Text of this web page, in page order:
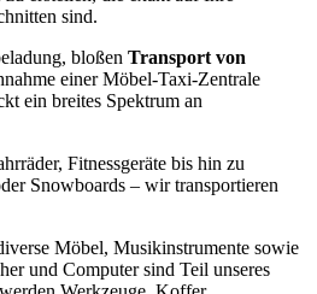
sind.
bloßen Transport von
einer Möbel-Taxi-Zentrale
ein breites Spektrum an
Fitnessgeräte bis hin zu
Snowboards – wir transportieren
Möbel, Musikinstrumente sowie
und Computer sind Teil unseres